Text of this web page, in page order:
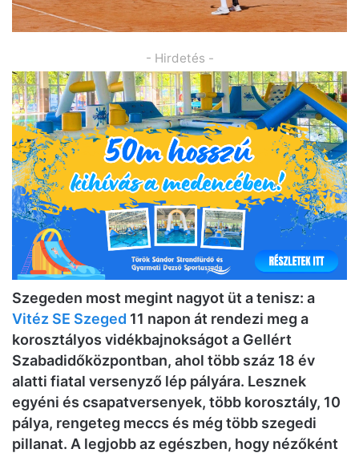
- Hirdetés -
Szegeden most megint nagyot üt a tenisz: a
Vitéz SE Szeged 11 napon át rendezi meg a
korosztályos vidékbajnokságot a Gellért
Szabadidőközpontban, ahol több száz 18 év
alatti fiatal versenyző lép pályára. Lesznek
egyéni és csapatversenyek, több korosztály, 10
pálya, rengeteg meccs és még több szegedi
pillanat. A legjobb az egészben, hogy nézőként